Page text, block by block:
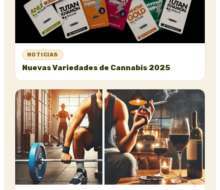
NOTICIAS
Nuevas Variedades de Cannabis 2025